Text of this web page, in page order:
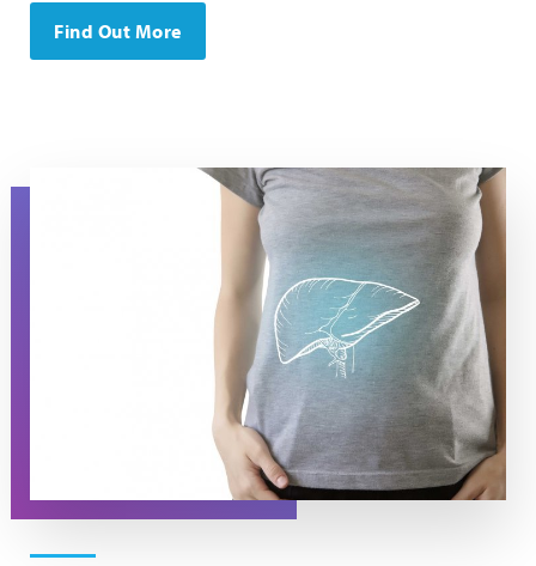
Find Out More
A torso in a t-shirt with the image of a liver on it.